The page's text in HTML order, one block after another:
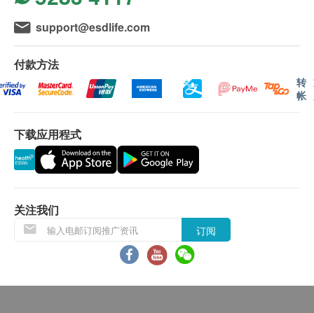
拿鱼、大豆食品和红麴能有助防止有害物质堵塞血管
道及促进血液循环，令心脏健康。
3. 不排除运送时间会因节日而有所影响。当八号烈风
讯号悬掛或黑色暴雨警告生效时，送货服务时间将会
延迟。
4. 所有订单须视乎相关货品的供应情况再作最後确
认。倘若健康网购health.ESDlife未能提供任何订单上
的货品，健康网购health.ESDlife有权拒绝接受该订
排。
保证：
应最少有6个月或以上。
1. 当顾客收取已订购之货品时，有责任检查货品是否
support@esdlife.com
付款方法
转
帐
下载应用程式
关注我们
订阅